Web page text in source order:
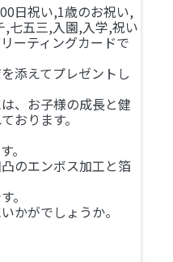
日祝い,1歳のお祝い,
,七五三,入園,入学,祝い
ーティングカードで
添えてプレゼントし
、お子様の成長と健
おります。
。
のエンボス加工と箔
。
かがでしょうか。